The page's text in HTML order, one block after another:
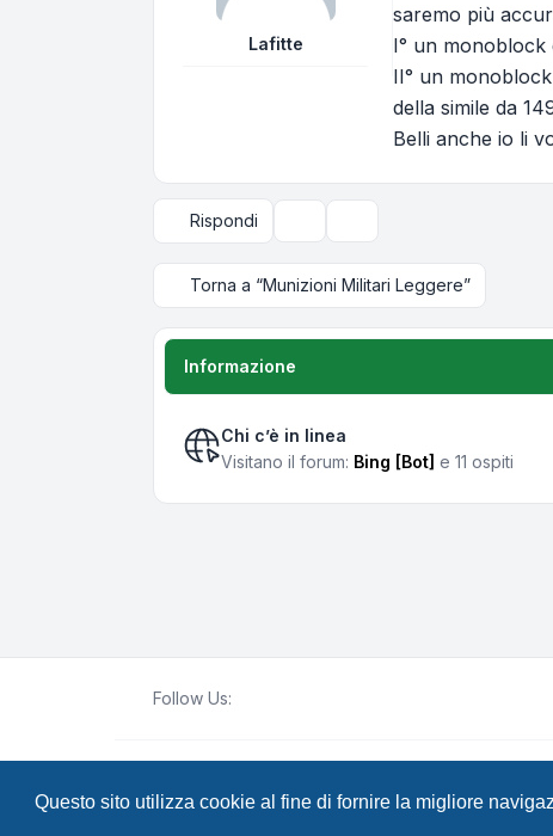
Questo sito utilizza cookie al fine di fornire la migliore
Lafitte
saremo più
I° un
II° un
della simile da
Belli anche io li
Rispondi
Torna a “Munizioni Militari Leggere”
Informazione
Chi c’è in linea
Visitano il forum: Bing [Bot] e 11 ospiti
Follow Us:
Traduzione ItalianaphpBB-Italia.it